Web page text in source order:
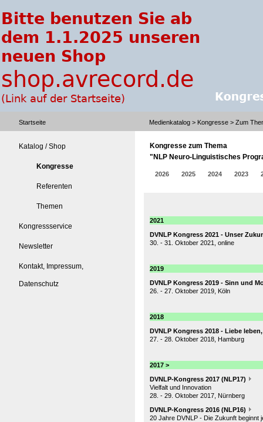
Startseite Medienkatalog > Kongresse > Zum
Katalog / Shop
Kongresse
Referenten
Themen
Kongressservice
Newsletter
Kontakt, Impressum,
Datenschutz
Kongresse zum Thema
"NLP Neuro-Linguistisches
2026 2025 2024 2023
2021
DVNLP Kongress 2021 - Unser
30. - 31. Oktober 2021, online
2019
DVNLP Kongress 2019 - Sinn und
26. - 27. Oktober 2019, Köln
2018
DVNLP Kongress 2018 - Liebe
27. - 28. Oktober 2018, Hamburg
2017 >
DVNLP-Kongress 2017 (NLP17)
Vielfalt und Innovation
28. - 29. Oktober 2017, Nürnberg
DVNLP-Kongress 2016 (NLP16)
20 Jahre DVNLP - Die Zukunft beginnt